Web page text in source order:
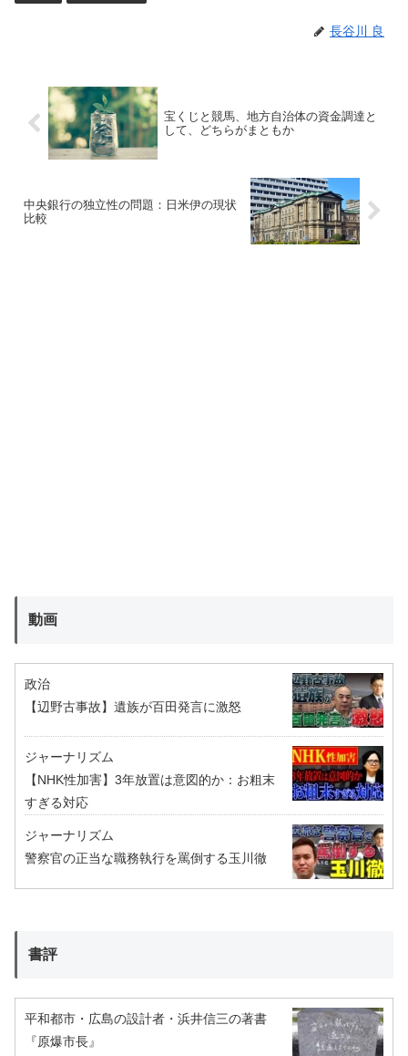
長谷川 良
宝くじと競馬、地方自治体の資金調達と
して、どちらがまともか
中央銀行の独立性の問題：日米伊の現状
比較
動画
政治
【辺野古事故】遺族が百田発言に激怒
ジャーナリズム
【NHK性加害】3年放置は意図的か：お粗末
すぎる対応
ジャーナリズム
警察官の正当な職務執行を罵倒する玉川徹
書評
平和都市・広島の設計者・浜井信三の著書
『原爆市長』